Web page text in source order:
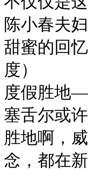
陈小春夫
甜蜜的回
度）
度假胜地
塞舌尔或
胜地啊，
念，都在